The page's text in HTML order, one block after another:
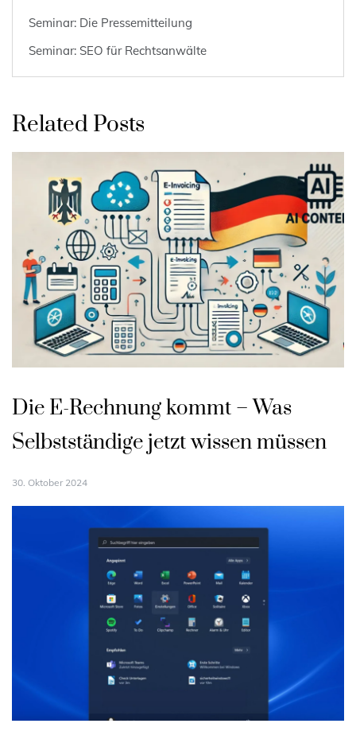
Seminar: Die Pressemitteilung
Seminar: SEO für Rechtsanwälte
Related Posts
Die E-Rechnung kommt – Was
Selbstständige jetzt wissen müssen
30. Oktober 2024